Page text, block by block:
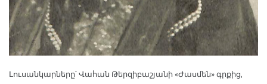
Լուսանկարները՝ Վահան Թերզիբաշյանի «Ժասմեն» գրքից,